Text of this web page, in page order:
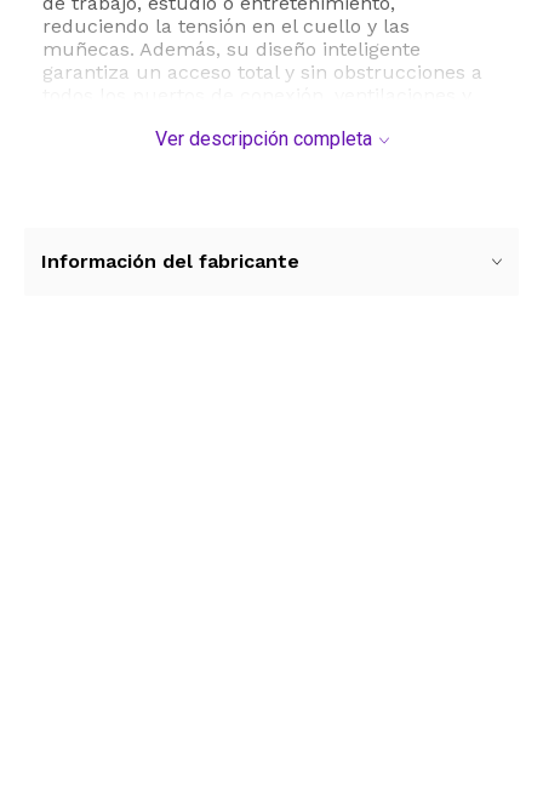
reduciendo la tensión en el cuello y las
muñecas. Además, su diseño inteligente
garantiza un acceso total y sin obstrucciones a
necesitarás retirar la funda para cargar la
perfectamente al contorno de tu MacBook Pro
Ver descripción completa
Información del fabricante